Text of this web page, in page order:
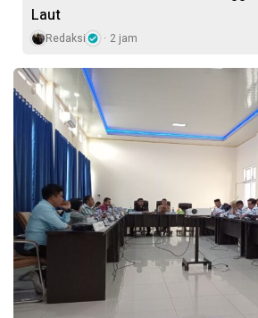
Laut
Redaksi 2 jam